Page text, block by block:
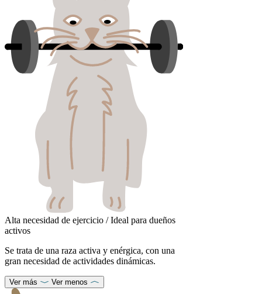
Alta necesidad de ejercicio / Ideal para dueños
activos
Se trata de una raza activa y enérgica, con una
gran necesidad de actividades dinámicas.
Ver más Ver menos